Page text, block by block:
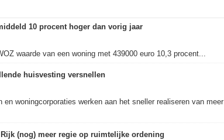
10 procent hoger dan vorig jaar
waarde van een woning met 439000 euro 10,3 procent...
huisvesting versnellen
en woningcorporaties werken aan het sneller realiseren van meer
(nog) meer regie op ruimtelijke ordening